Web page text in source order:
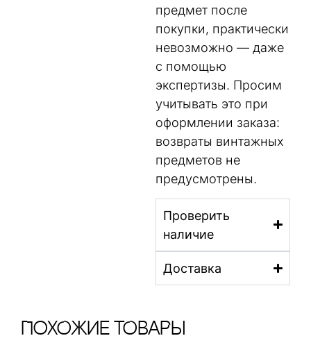
предмет после
покупки, практически
невозможно — даже
с помощью
экспертизы. Просим
учитывать это при
оформлении заказа:
возвраты винтажных
предметов не
предусмотрены.
Проверить
наличие
Доставка
ПохОжИе тОваРы